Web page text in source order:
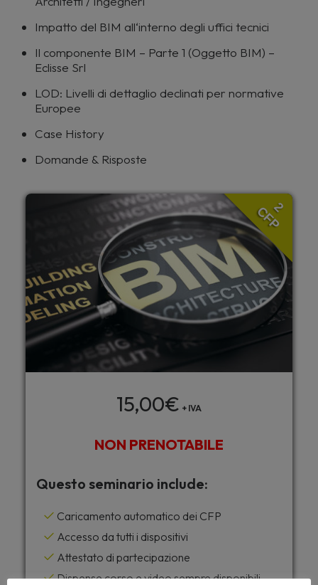
Impatto del BIM all‘interno degli uffici tecnici
Il componente BIM – Parte 1 (Oggetto BIM) –
Eclisse Srl
LOD: Livelli di dettaglio declinati per normative
Europee
Case History
Domande & Risposte
2
CFP
15,00€ + IVA
NON PRENOTABILE
Questo seminario include:
Caricamento automatico dei CFP
Accesso da tutti i dispositivi
Attestato di partecipazione
Dispense corso e video sempre disponibili